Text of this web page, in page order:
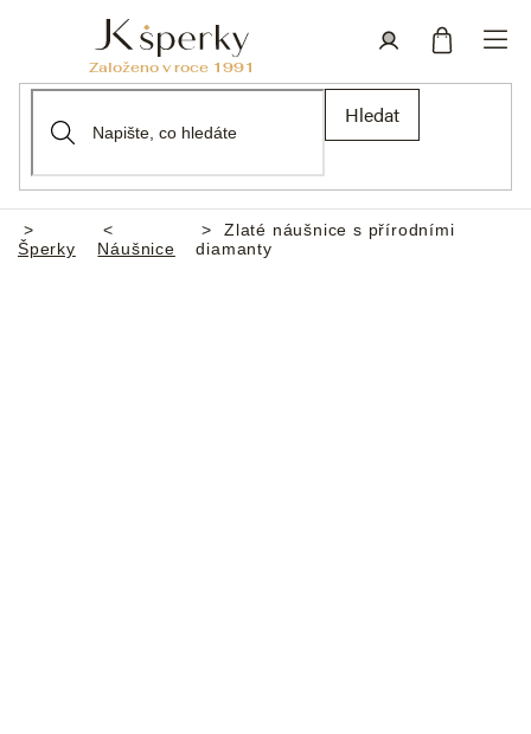
Hledat
Domů
Šperky Náušnice
Zlaté náušnice s přírodními
diamanty